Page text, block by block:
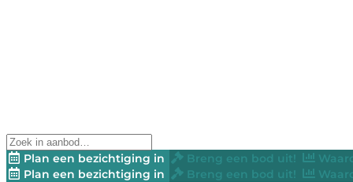
Plan een bezichtiging in Breng een bod uit!
Plan een bezichtiging in
Breng een bod uit!